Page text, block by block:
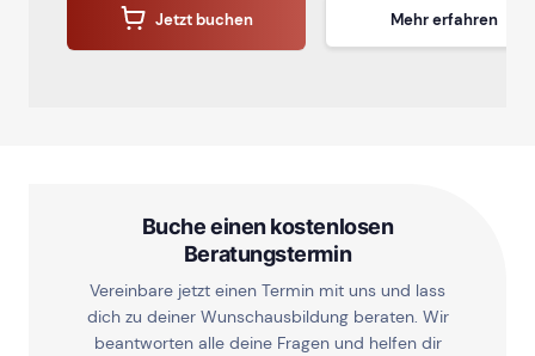
Jetzt buchen Mehr erfahren
Buche einen kostenlosen
Beratungstermin
Vereinbare jetzt einen Termin mit uns und lass
dich zu deiner Wunschausbildung beraten. Wir
beantworten alle deine Fragen und helfen dir